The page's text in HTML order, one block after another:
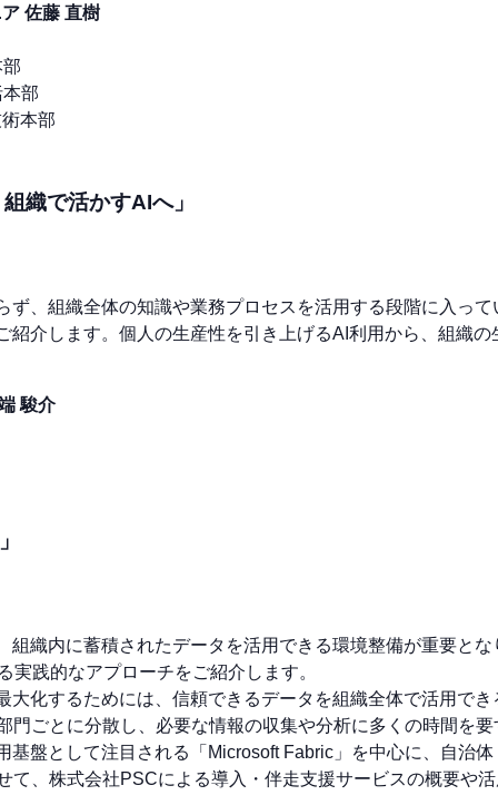
佐藤 直樹
部
本部
織で活かすAIへ」
ず、組織全体の知識や業務プロセスを活用する段階に入っ
紹介します。個人の生産性を引き上げるAI利用から、組織
駿介
組織内に蓄積されたデータを活用できる環境整備が重要と
践的なアプローチをご紹介します。
大化するためには、信頼できるデータを組織全体で活用で
門ごとに分散し、必要な情報の収集や分析に多くの時間を
基盤として注目される「Microsoft Fabric」を中心に、自治
て、株式会社PSCによる導入・伴走支援サービスの概要や